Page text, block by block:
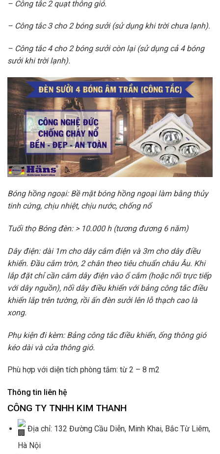
– Công tắc 2 quạt thông gió.
– Công tắc 3 cho 2 bóng sưởi (sử dụng khi trời chưa lạnh).
– Công tắc 4 cho 2 bóng sưởi còn lại (sử dụng cả 4 bóng
sưởi khi trời lạnh).
Bóng hồng ngoại: Bề mặt bóng hồng ngoại làm bằng thủy
tinh cứng, chịu nhiệt, chịu nước, chống nổ
Tuổi thọ Bóng đèn: > 10.000 h (tương đương 6 năm)
Dây điện: dài 1m cho dây cắm điện và 3m cho dây điều
khiển. Đầu cắm tròn, 2 chân theo tiêu chuẩn châu Âu. Khi
lắp đặt chỉ cần cắm dây điện vào ổ cắm (hoặc nối trực tiếp
với dây nguồn), nối dây điều khiển với bảng công tắc điều
khiển lắp trên tường, rồi ấn đèn sưởi lên lỗ thạch cao là
xong.
Phụ kiện đi kèm: Bảng công tắc điều khiển, ống thông gió
kéo dài và cửa thông gió.
Phù hợp với diện tích phòng tắm: từ 2 – 8 m2
Thông tin liên hệ
CÔNG TY TNHH KIM THANH
Địa chỉ: 132 Đường Cầu Diễn, Minh Khai, Bắc Từ Liêm,
Hà Nội